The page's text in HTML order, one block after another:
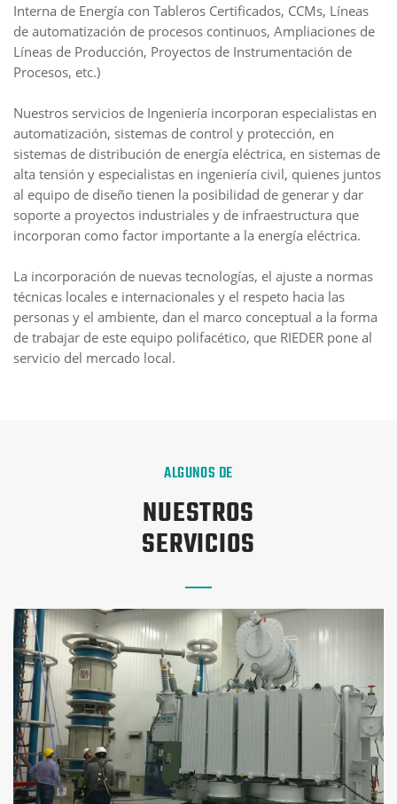
Interna de Energía con Tableros Certificados, CCMs, Líneas
de automatización de procesos continuos, Ampliaciones de
Líneas de Producción, Proyectos de Instrumentación de
Procesos, etc.)
Nuestros servicios de Ingeniería incorporan especialistas en
automatización, sistemas de control y protección, en
sistemas de distribución de energía eléctrica, en sistemas de
alta tensión y especialistas en ingeniería civil, quienes juntos
al equipo de diseño tienen la posibilidad de generar y dar
soporte a proyectos industriales y de infraestructura que
incorporan como factor importante a la energía eléctrica.
La incorporación de nuevas tecnologías, el ajuste a normas
técnicas locales e internacionales y el respeto hacia las
personas y el ambiente, dan el marco conceptual a la forma
de trabajar de este equipo polifacético, que RIEDER pone al
servicio del mercado local.
ALGUNOS DE
NUESTROS
SERVICIOS